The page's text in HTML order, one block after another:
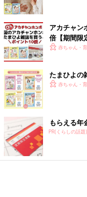
アカチャン
倍【期間限
赤ちゃん・
たまひよの
赤ちゃん・
もらえる年
PR(くらしの話題)